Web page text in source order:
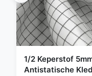
1/2 Keperstof
Antistatische